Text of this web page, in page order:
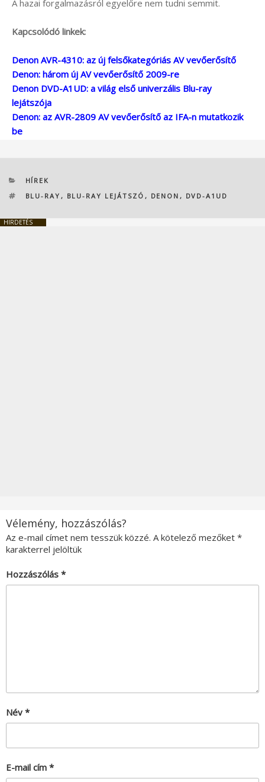
A hazai forgalmazásról egyelőre nem tudni semmit.
Kapcsolódó linkek:
Denon AVR-4310: az új felsőkategóriás AV vevőerősítő
Denon: három új AV vevőerősítő 2009-re
Denon DVD-A1UD: a világ első univerzális Blu-ray
lejátszója
Denon: az AVR-2809 AV vevőerősítő az IFA-n mutatkozik
be
KATEGÓRIÁK
HÍREK
CÍMKÉK
BLU-RAY , BLU-RAY LEJÁTSZÓ , DENON , DVD-A1UD
HIRDETÉS
Vélemény, hozzászólás?
Az e-mail címet nem tesszük közzé. A kötelező mezőket *
karakterrel jelöltük
Hozzászólás *
Név *
E-mail cím *